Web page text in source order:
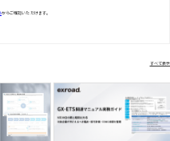
からご確認いただけます。
すべて表示